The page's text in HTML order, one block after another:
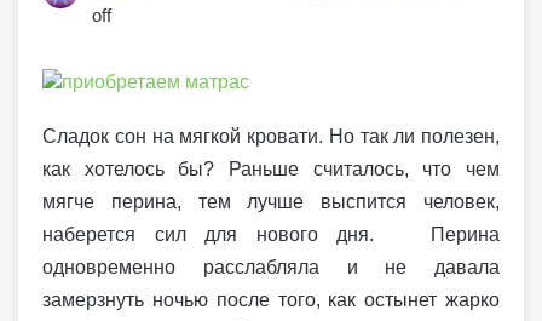
off
Сладок сон на мягкой кровати. Но так ли полезен,
как хотелось бы? Раньше считалось, что чем
мягче перина, тем лучше выспится человек,
наберется сил для нового дня. Перина
одновременно расслабляла и не давала
замерзнуть ночью после того, как остынет жарко